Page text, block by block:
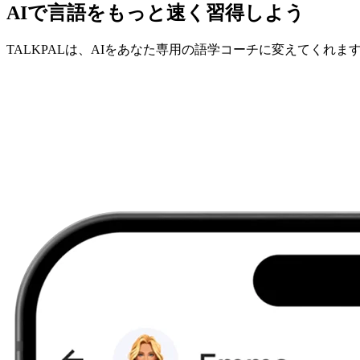
AIで言語をもっと速く習得しよう
TALKPALは、AIをあなた専用の語学コーチに変えてくれま